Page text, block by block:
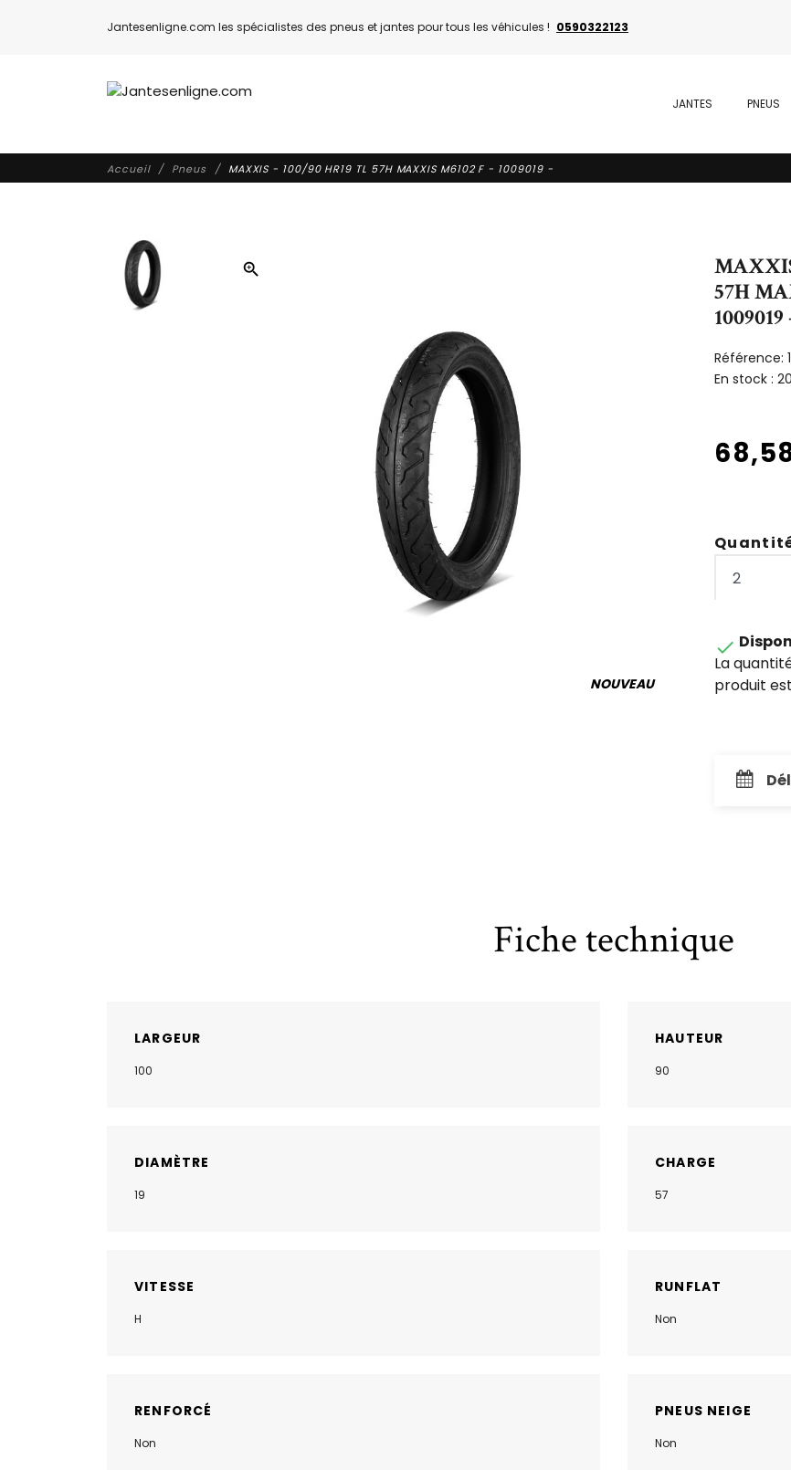
Jantesenligne.com les spécialistes des pneus et jantes pour tous les véhicules ! 0590322123
JANTES PNEUS
Accueil Pneus MAXXIS - 100/90 HR19 TL 57H MAXXIS M6102 F - 1009019 -
zoom_in
NOUVEAU
57H
1009019
Référence:
En stock :

La
produit
Fiche technique
LARGEUR
100
HAUTEUR
90
DIAMÈTRE
19
CHARGE
57
VITESSE
H
RUNFLAT
Non
RENFORCÉ
Non
PNEUS NEIGE
Non